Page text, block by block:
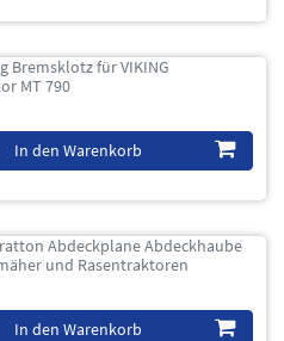
Bremsklotz für VIKING
MT 790
In den Warenkorb
Abdeckplane Abdeckhaube
und Rasentraktoren
In den Warenkorb